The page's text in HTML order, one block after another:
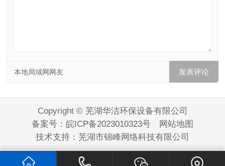
本地局域网网友
Copyright © 芜湖华洁环保设备有限公司
备案号： 皖ICP备2023010323号
网站地图
技术支持： 芜湖市锦峰网络科技有限公司